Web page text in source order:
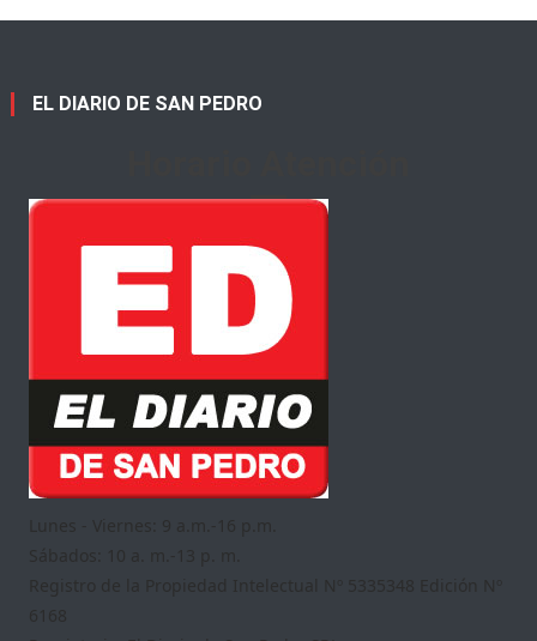
EL DIARIO DE SAN PEDRO
Lunes - Viernes: 9 a.m.-16 p.m.
Sábados: 10 a. m.-13 p. m.
Registro de la Propiedad Intelectual Nº 5335348 Edición Nº
6168